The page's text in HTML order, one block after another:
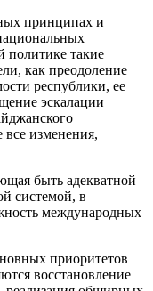
принципах и
политике такие
как преодоление
республики, ее
эскалации
изменения,
быть адекватной
системой, в
международных
приоритетов
восстановление